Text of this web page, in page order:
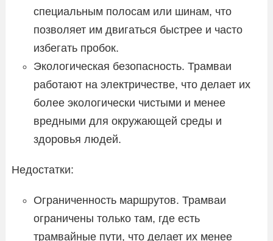
специальным полосам или шинам, что
позволяет им двигаться быстрее и часто
избегать пробок.
Экологическая безопасность. Трамваи
работают на электричестве, что делает их
более экологически чистыми и менее
вредными для окружающей среды и
здоровья людей.
Недостатки:
Ограниченность маршрутов. Трамваи
ограничены только там, где есть
трамвайные пути, что делает их менее